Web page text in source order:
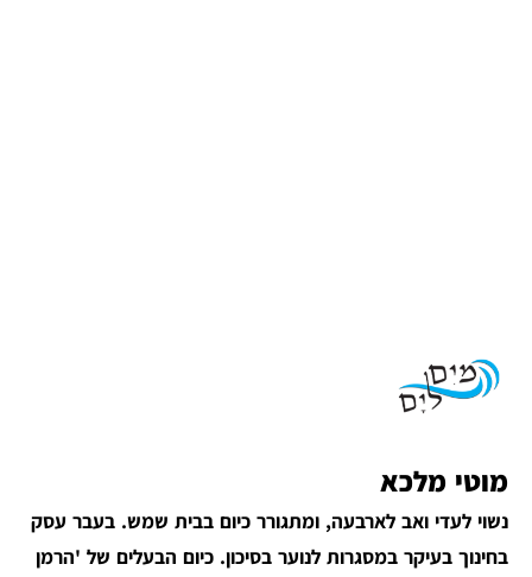
מוטי מלכא
נשוי לעדי ואב לארבעה, ומתגורר כיום בבית שמש. בעבר עסק
בחינוך בעיקר במסגרות לנוער בסיכון. כיום הבעלים של 'הרמן